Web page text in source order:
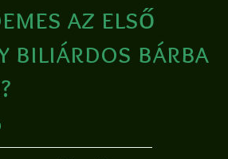
az első
biliárdos bárba